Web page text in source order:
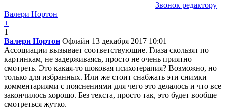
Звонок редактору
Валери Нортон
+
1
Валери Нортон Офлайн 13 декабря 2017 10:01
Ассоциации вызывает соответствующие. Глаза скользят по
картинкам, не задерживаясь, просто не очень приятно
смотреть. Это какая-то шоковая психотерапия? Возможно, но
только для избранных. Или же стоит снабжать эти снимки
комментариями с пояснениями для чего это делалось и что все
закончилось хорошо. Без текста, просто так, это будет вообще
смотреться жутко.